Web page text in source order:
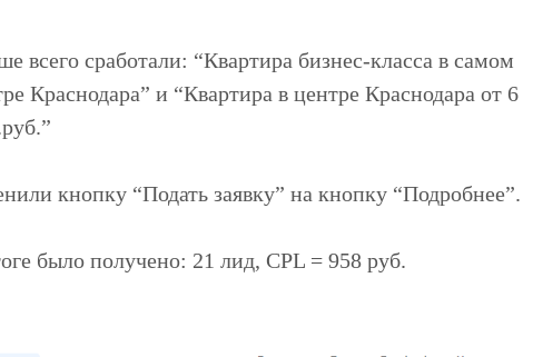
всего сработали: “Квартира бизнес-класса в самом
Краснодара” и “Квартира в центре Краснодара от 6
кнопку “Подать заявку” на кнопку “Подробнее”.
было получено: 21 лид, CPL = 958 руб.